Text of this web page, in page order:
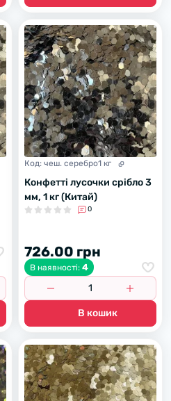
Код: чеш. серебро1 кг
Конфетті лусочки срібло 3
мм, 1 кг (Китай)
0
726.00 грн
В наявності: 4
В кошик